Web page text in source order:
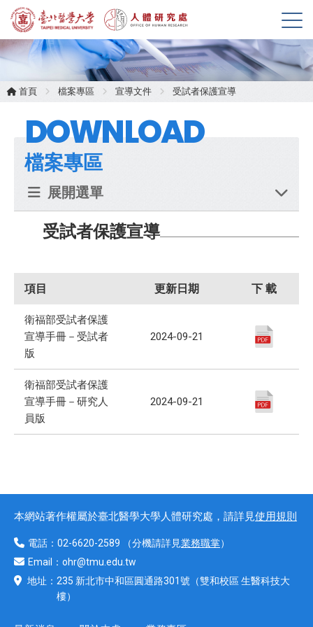
展
開
選
單
首頁 檔案專區 宣導文件 受試者保護宣導
DOWNLOAD
檔案專區
展開選單
受試者保護宣導
項目 更新日期 下 載
衛福部受試者保護
宣導手冊－受試者
版
2024-09-21
衛福部受試者保護
宣導手冊－研究人
員版
2024-09-21
本網站著作權屬於臺北醫學大學人體研究處，請詳見使用規則
電話： 02-6620-2589 （分機請詳見業務職掌）
Email： ohr@tmu.edu.tw
地址： 235 新北市中和區圓通路301號 （雙和校區 生醫科技大
樓）